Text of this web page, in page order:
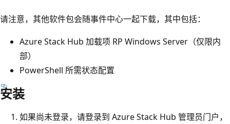
请注意，其他软件包会随事件中心一起下载，其中包括：
Azure Stack Hub 加载项 RP Windows Server（仅限内
部）
PowerShell 所需状态配置
安装
如果尚未登录，请登录到 Azure Stack Hub 管理员门户，